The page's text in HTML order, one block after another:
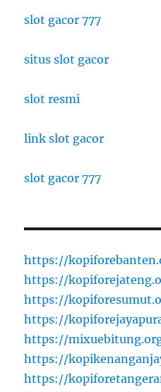
slot gacor 777
situs slot gacor
slot resmi
link slot gacor
slot gacor 777
https://
https://
https://
https://
https://
https://
https://